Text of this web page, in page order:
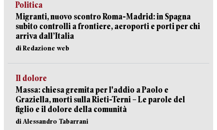
Politica
Migranti, nuovo scontro Roma-Madrid: in Spagna
subito controlli a frontiere, aeroporti e porti per chi
arriva dall’Italia
di Redazione web
Il dolore
Massa: chiesa gremita per l'addio a Paolo e
Graziella, morti sulla Rieti-Terni – Le parole del
figlio e il dolore della comunità
di Alessandro Tabarrani